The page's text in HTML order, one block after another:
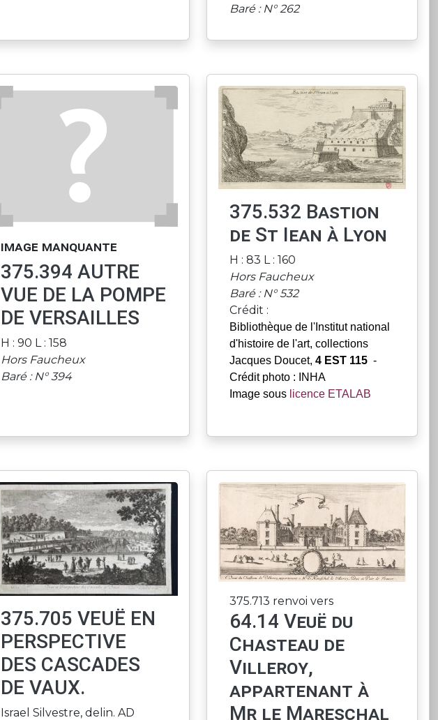
Baré : N° 262
image manquante
375.394 AUTRE
VUE DE LA POMPE
DE VERSAILLES
H : 90 L : 158
Hors Faucheux
Baré : N° 394
375.532 Bastion
de St Iean à Lyon
H : 83 L : 160
Hors Faucheux
Baré : N° 532
Crédit :
Bibliothèque de l'Institut national
d'histoire de l'art, collections
Jacques Doucet, 4 EST 115 -
Crédit photo : INHA
Image sous licence ETALAB
375.705 VEUË EN
PERSPECTIVE
DES CASCADES
DE VAUX.
Israel Silvestre, delin. AD
375.713 renvoi vers
64.14 Veuë du
Chasteau de
Villeroy,
appartenant à
Mr le Mareschal